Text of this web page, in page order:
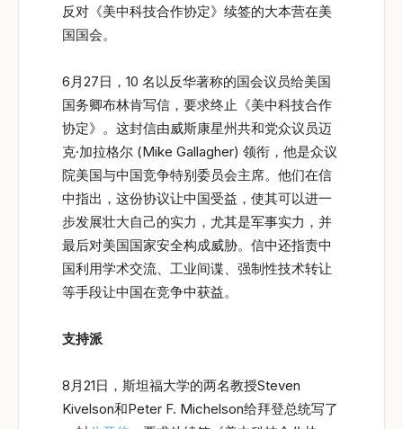
反对《美中科技合作协定》续签的大本营在美
国国会。
6月27日，10 名以反华著称的国会议员给美国
国务卿布林肯写信，要求终止《美中科技合作
协定》。这封信由威斯康星州共和党众议员迈
克·加拉格尔 (Mike Gallagher) 领衔，他是众议
院美国与中国竞争特别委员会主席。他们在信
中指出，这份协议让中国受益，使其可以进一
步发展壮大自己的实力，尤其是军事实力，并
最后对美国国家安全构成威胁。信中还指责中
国利用学术交流、工业间谍、强制性技术转让
等手段让中国在竞争中获益。
支持派
8月21日，斯坦福大学的两名教授Steven
Kivelson和Peter F. Michelson给拜登总统写了